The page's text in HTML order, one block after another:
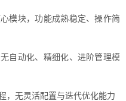
模块，功能成熟稳定、操作简
自动化、精细化、进阶管理模
，无灵活配置与迭代优化能力